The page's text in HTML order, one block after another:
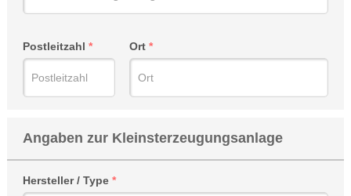
Postleitzahl Ort
Angaben zur Kleinsterzeugungsanlage
Hersteller / Type